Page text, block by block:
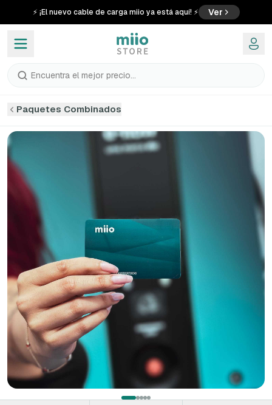
⚡ ¡El nuevo cable de carga miio ya está aquí! ⚡ Ver
Encuentra el mejor precio...
Paquetes Combinados